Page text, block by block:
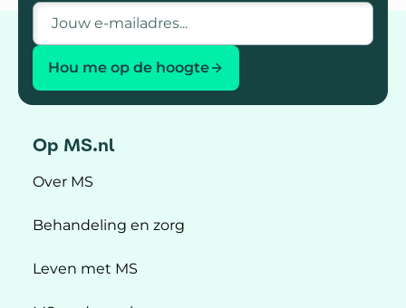
E-mailadres
Hou me op de hoogte
Op MS.nl
Over MS
Behandeling en zorg
Leven met MS